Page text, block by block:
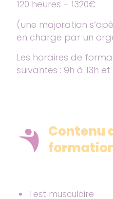
120 heures – 1320€
(une majoration
en charge par un
Les horaires de
suivantes : 9h à 13h et
Contenu
Test musculaire